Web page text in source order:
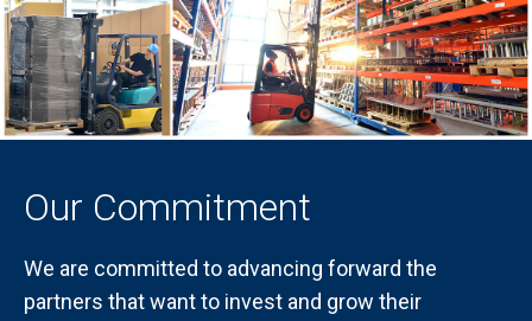
Our Commitment
We are committed to advancing forward the
partners that want to invest and grow their